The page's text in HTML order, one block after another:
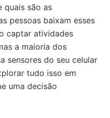
quais são as
pessoas baixam esses
captar atividades
a maioria dos
sensores do seu celular
tudo isso em
uma decisão